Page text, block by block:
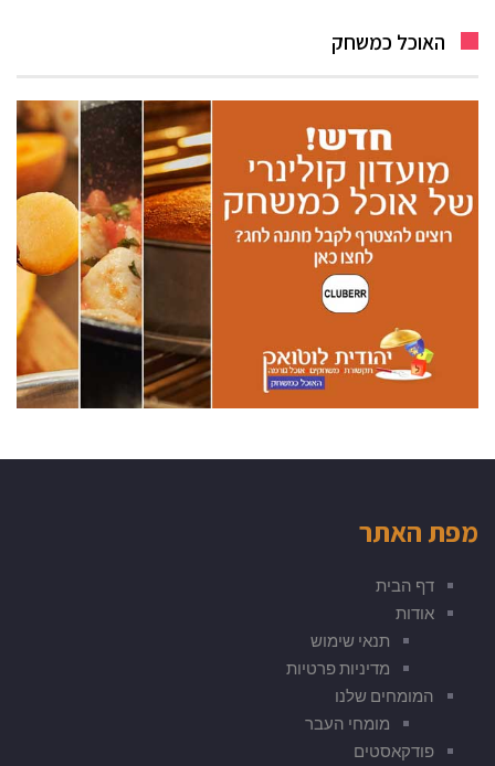
האוכל כמשחק
מפת האתר
דף הבית
אודות
תנאי שימוש
מדיניות פרטיות
המומחים שלנו
מומחי העבר
פודקאסטים